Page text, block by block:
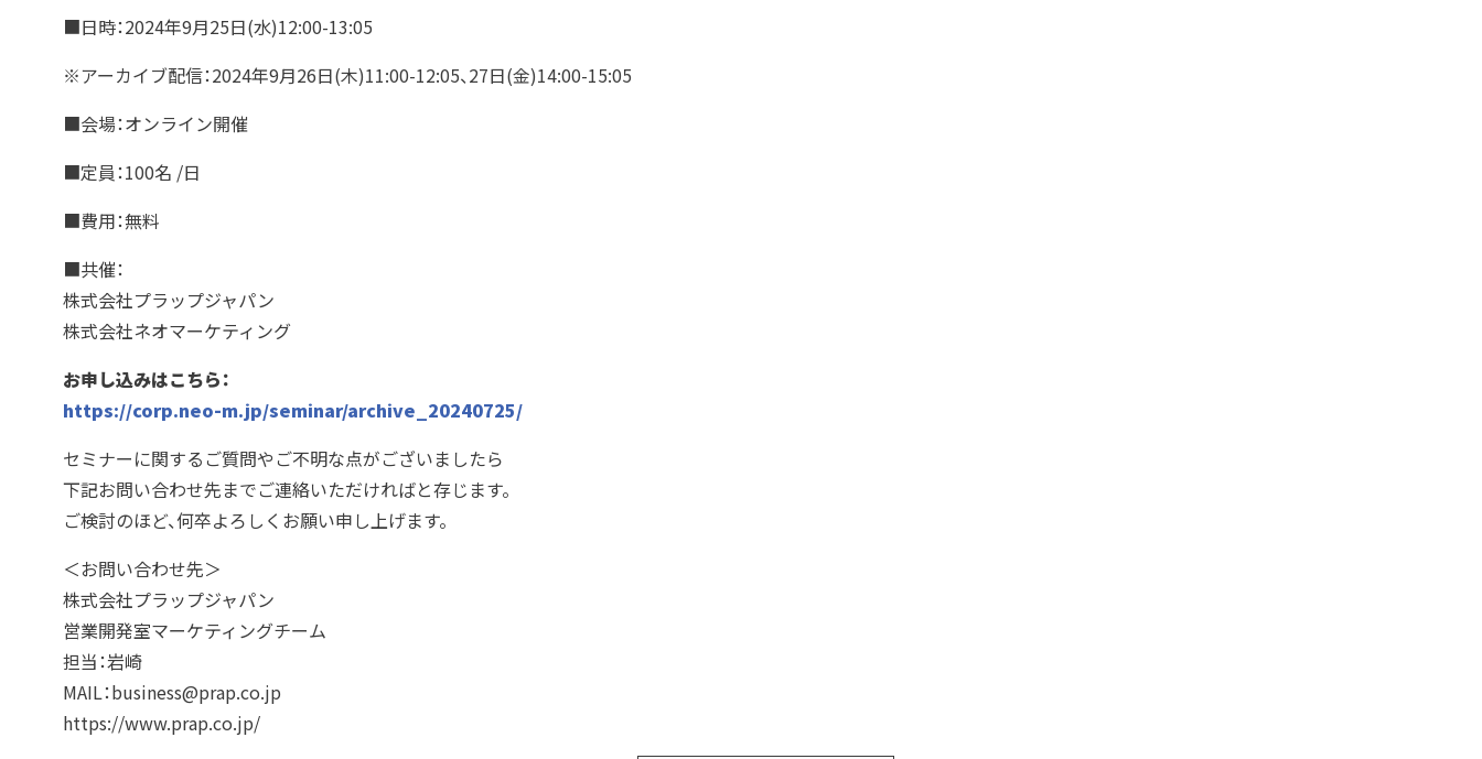
■日時：2024年9月25日(水)12:00-13:05
※アーカイブ配信：2024年9月26日(木)11:00-12:05、27日(金)14:00-15:05
■会場：オンライン開催
■定員：100名 /日
■費用：無料
■共催：
株式会社プラップジャパン
株式会社ネオマーケティング
お申し込みはこちら：
https://corp.neo-m.jp/seminar/archive_20240725/
セミナーに関するご質問やご不明な点がございましたら
下記お問い合わせ先までご連絡いただければと存じます。
ご検討のほど、何卒よろしくお願い申し上げます。
＜お問い合わせ先＞
株式会社プラップジャパン
営業開発室マーケティングチーム
担当：岩崎
MAIL：business@prap.co.jp
https://www.prap.co.jp/